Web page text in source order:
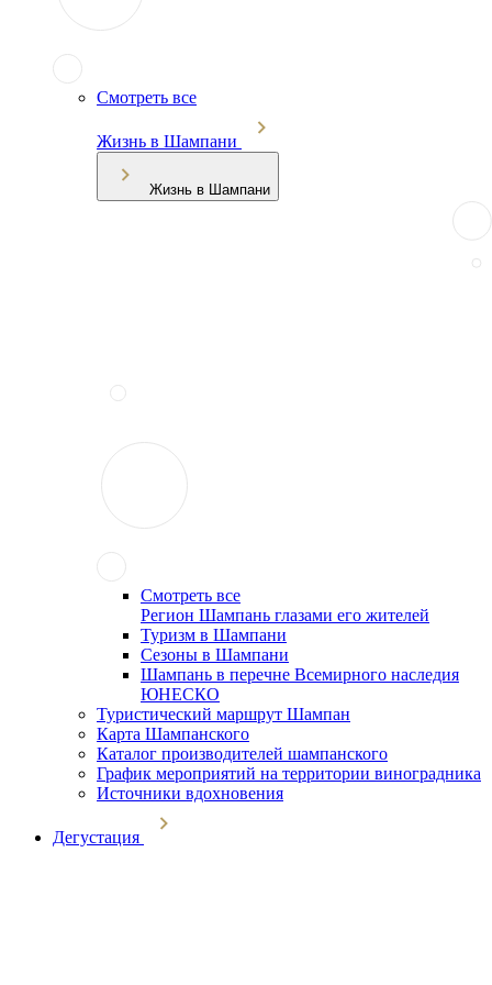
Смотреть все
Жизнь в Шампани
Жизнь в Шампани
Смотреть все
Регион Шампань глазами его жителей
Туризм в Шампани
Сезоны в Шампани
Шампань в перечне Всемирного наследия
ЮНЕСКО
Туристический маршрут Шампан
Карта Шампанского
Каталог производителей шампанского
График мероприятий на территории виноградника
Источники вдохновения
Дегустация